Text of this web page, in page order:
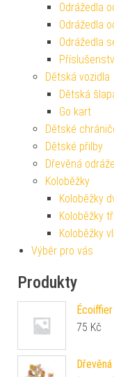
Odrážedla
Odrážedla
Odrážedla
Dětská vozidla
Dětská
Go kart
Dětské
Dětské přilby
Dřevěná
Koloběžky
Koloběžky
Koloběžky
Koloběžky
Výběr pro vás
Produkty
75 Kč